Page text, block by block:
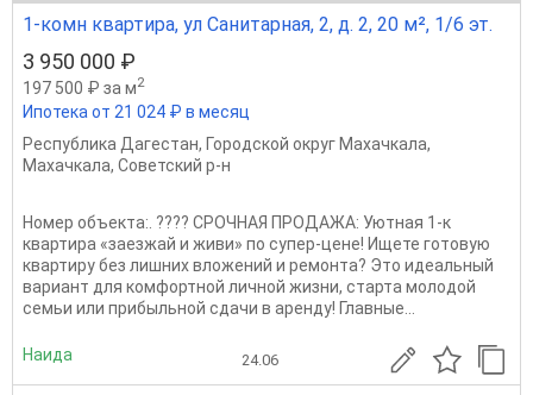
1-комн квартира, ул Санитарная, 2, д. 2, 20 м², 1/6 эт.
3 950 000 ₽
197 500 ₽ за м2
Ипотека от 21 024 ₽ в месяц
Республика Дагестан, Городской округ Махачкала,
Махачкала, Советский р-н
Номер объекта:. ???? СРОЧНАЯ ПРОДАЖА: Уютная 1-к
квартира «заезжай и живи» по супер-цене! Ищете готовую
квартиру без лишних вложений и ремонта? Это идеальный
вариант для комфортной личной жизни, старта молодой
семьи или прибыльной сдачи в аренду! Главные...
Наида 24.06